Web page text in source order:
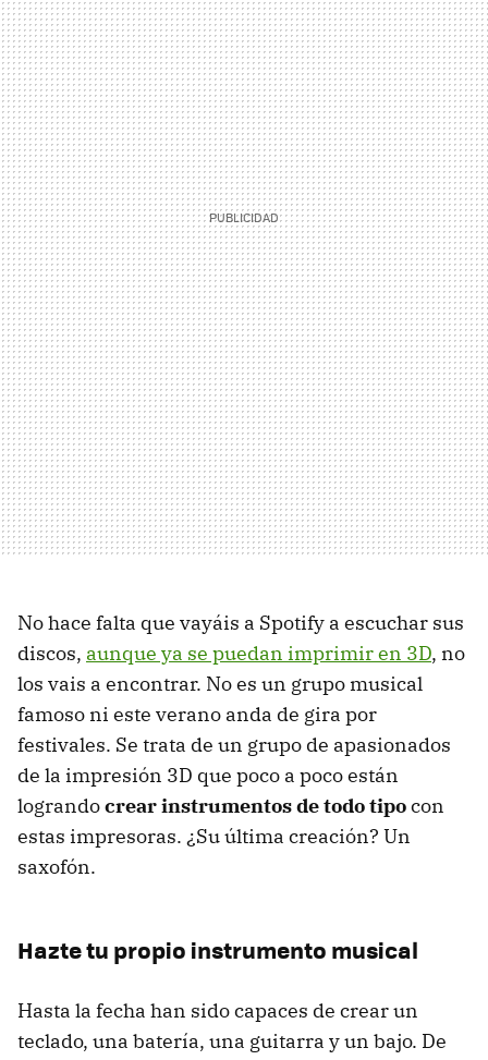
No hace falta que vayáis a Spotify a escuchar sus
discos, aunque ya se puedan imprimir en 3D, no
los vais a encontrar. No es un grupo musical
famoso ni este verano anda de gira por
festivales. Se trata de un grupo de apasionados
de la impresión 3D que poco a poco están
lograndocrear instrumentos de todo tipocon
estas impresoras. ¿Su última creación? Un
saxofón.
Hazte tu propio instrumento musical
Hasta la fecha han sido capaces de crear un
teclado, una batería, una guitarra y un bajo. De